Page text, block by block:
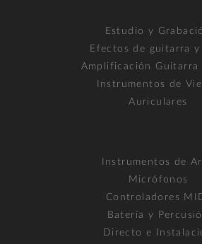
Estudio y
Efectos de guitarra y
Amplificación Guitarra
Instrumentos de
Auriculares
Instrumentos de
Micrófonos
Controladores
Batería y
Directo e